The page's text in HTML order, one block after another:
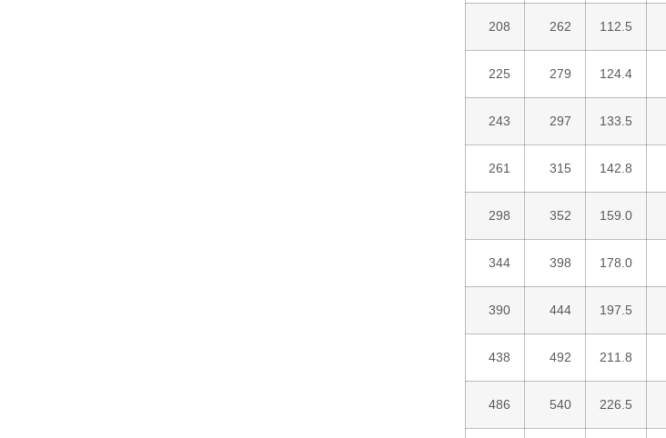
112.5
262
208
124.4
279
225
133.5
297
243
142.8
315
261
159.0
352
298
178.0
398
344
197.5
444
390
211.8
492
438
226.5
540
486